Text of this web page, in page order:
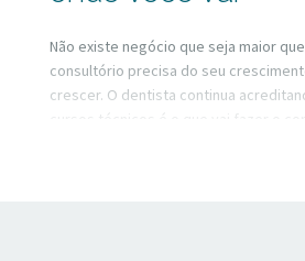
Não existe negócio que seja maior
consultório precisa do seu
crescer. O dentista continua
cursos técnicos é o que vai fazer o